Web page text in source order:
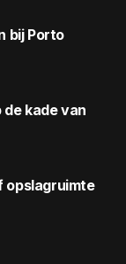
bij Porto
kade van
opslagruimte